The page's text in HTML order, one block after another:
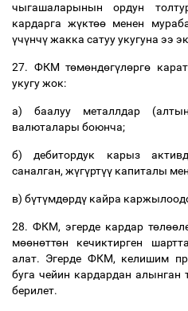
чыгашаларынын
ордун
кардарга жүктөө менен
үчүнчүжакка сатууукугуна ээ
27. ФКМ төмөндөгүлөргө
укугужок:
а) баалуу металлдар (алтын
валюталары боюнча;
б) дебитордук карыз
саналган, жүгүртүү капиталы
в) бүтүмдөрдү кайра
28. ФКМ, эгерде кардар төлөөл
мөөнөттөн кечиктирген шартта
алат. Эгерде ФКМ, келишим
буга чейин кардардан алынган
берилет.